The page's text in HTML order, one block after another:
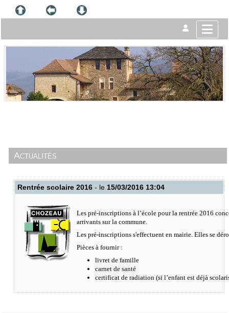
Actualités
Rentrée scolaire 2016 - le 15/03/2016 13:04
Les pré-inscriptions à l’école pour la rentrée 2016
arrivants sur la commune.
Les pré-inscriptions s'effectuent en mairie. Elles se
Pièces à fournir :
livret de famille
carnet de santé
certificat de radiation (si l’enfant est déjà